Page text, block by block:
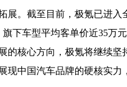
展。截至目前，极氪已进入
下车型平均客单价近35万
核心方向，极氪将继续坚
现中国汽车品牌的硬核实力